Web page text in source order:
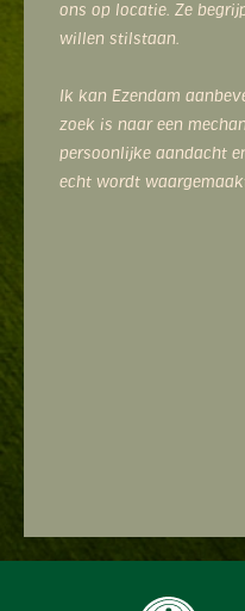
ons op locatie. Ze
willen stilstaan.
Ik kan Ezendam
zoek is naar een
persoonlijke aandacht
echt wordt